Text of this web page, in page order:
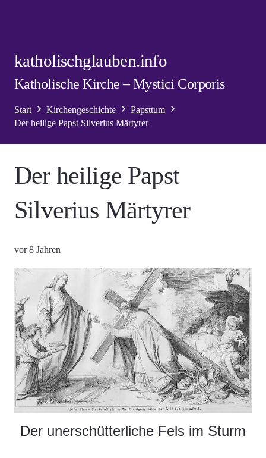
katholischglauben.info
Katholische Kirche – Mystici Corporis
Start Kirchengeschichte
Papsttum
Der heilige Papst Silverius Märtyrer
Der heilige Papst
Silverius Märtyrer
vor 8 Jahren
Der unerschütterliche Fels im Sturm